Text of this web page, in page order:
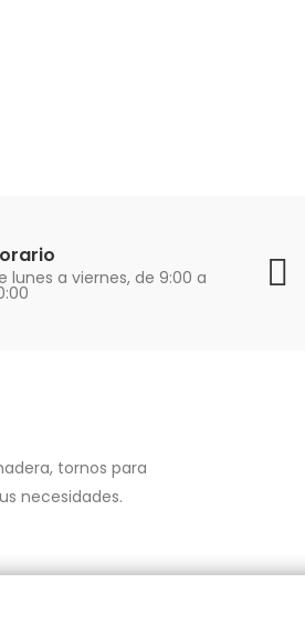
lunes a viernes, de 9:00 a
tornos para
necesidades.